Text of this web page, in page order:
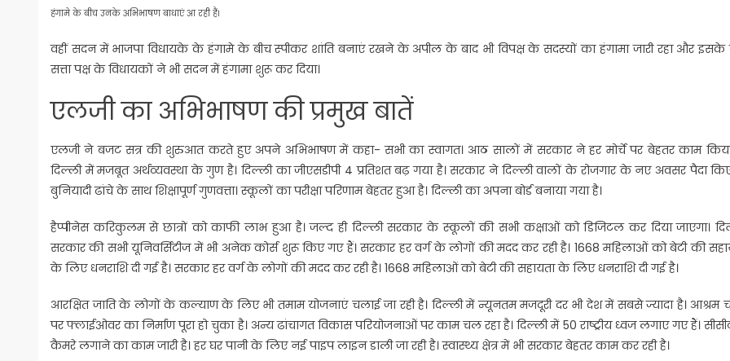
हंगामे के बीच उनके अभिभाषण बाधाएं आ रही हैं।
वहीं सदन में भाजपा विधायके के हंगामे के बीच स्पीकर शांति बनाएं रखने के अपील के बाद भी विपक्ष के सदस्यों का हंगामा जारी रहा और इसके
सत्ता पक्ष के विधायकों ने भी सदन में हंगामा शुरू कर दिया।
एलजी का अभिभाषण की प्रमुख बातें
एलजी ने बजट सत्र की शुरुआत करते हुए अपने अभिभाषण में कहा- सभी का स्वागत। आठ सालों में सरकार ने हर मोर्चे पर बेहतर काम
दिल्ली में मजबूत अर्थव्यवस्था के गुण है। दिल्ली का जीएसडीपी 4 प्रतिशत बढ़ गया है। सरकार ने दिल्ली वालों के रोजगार के नए अवसर पैदा
बुनियादी ढांचे के साथ शिक्षापूर्ण गुणवत्ता। स्कूलों का परीक्षा परिणाम बेहतर हुआ है। दिल्ली का अपना बोर्ड बनाया गया है।
हैप्पीनेस करिकुलम से छात्रों को काफी लाभ हुआ है। जल्द ही दिल्ली सरकार के स्कूलों की सभी कक्षाओं को डिजिटल कर दिया जाएगा।
सरकार की सभी यूनिवर्सिटीज में भी अनेक कोर्स शुरू किए गए हैं। सरकार हर वर्ग के लोगों की मदद कर रही है। 1668 महिलाओं को बेटी की
के लिए धनराशि दी गई है। सरकार हर वर्ग के लोगों की मदद कर रही है। 1668 महिलाओं को बेटी की सहायता के लिए धनराशि दी गई है।
आरक्षित जाति के लोगों के कल्याण के लिए भी तमाम योजनाएं चलाई जा रही है। दिल्ली में न्यूनतम मजदूरी दर भी देश में सबसे ज्यादा है। आश्रम
पर फ्लाईओवर का निर्माण पूरा हो चुका है। अन्य ढांचागत विकास परियोजनाओं पर काम चल रहा है। दिल्ली में 50 राष्ट्रीय ध्वज लगाए गए हैं।
कैमरे लगाने का काम जारी है। हर घर पानी के लिए नई पाइप लाइन डाली जा रही है। स्वास्थ्य क्षेत्र में भी सरकार बेहतर काम कर रही है।